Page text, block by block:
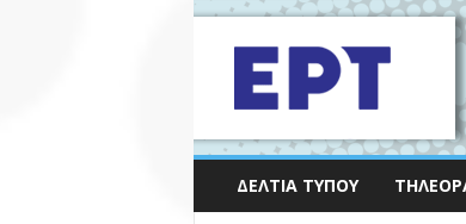
ΔΕΛΤΊΑ ΤΎΠΟΥ